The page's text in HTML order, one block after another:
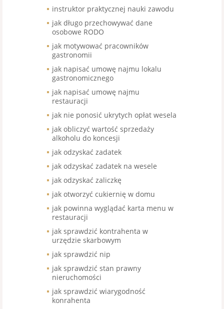
instruktor praktycznej nauki zawodu
jak długo przechowywać dane
osobowe RODO
jak motywować pracowników
gastronomii
jak napisać umowę najmu lokalu
gastronomicznego
jak napisać umowę najmu
restauracji
jak nie ponosić ukrytych opłat wesela
jak obliczyć wartość sprzedaży
alkoholu do koncesji
jak odzyskać zadatek
jak odzyskać zadatek na wesele
jak odzyskać zaliczkę
jak otworzyć cukiernię w domu
jak powinna wyglądać karta menu w
restauracji
jak sprawdzić kontrahenta w
urzędzie skarbowym
jak sprawdzić nip
jak sprawdzić stan prawny
nieruchomości
jak sprawdzić wiarygodność
konrahenta